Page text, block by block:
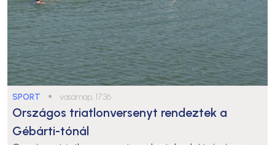
SPORT ● vasárnap, 17:36
Országos triatlonversenyt rendeztek a
Gébárti-tónál